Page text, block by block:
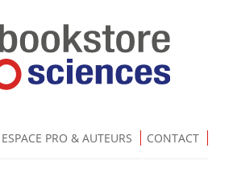
ESPACE PRO & AUTEURS CONTACT